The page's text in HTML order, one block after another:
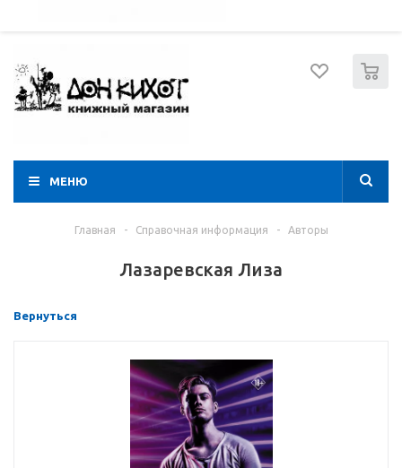
МЕНЮ
Главная - Справочная информация - Авторы
Лазаревская Лиза
Вернуться